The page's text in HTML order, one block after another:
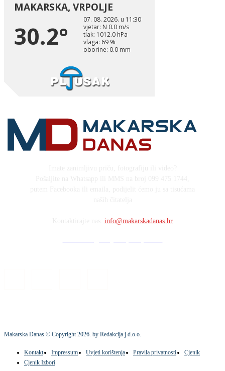
info@makarskadanas.hr
Makarska Danas © Copyright2026. by Redakcija j.d.o.o.
Kontakt Impressum Uvjeti korištenja Pravila privatnosti
Cjenik
Cjenik Izbori